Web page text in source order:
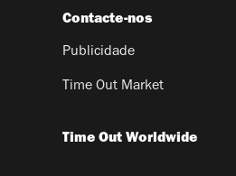
Contacte-nos
Publicidade
Time Out Market
Time Out Worldwide